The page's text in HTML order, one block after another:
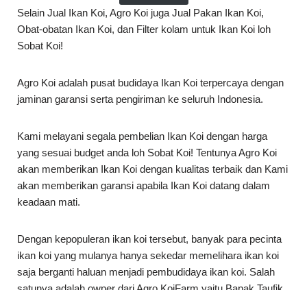
Selain Jual Ikan Koi, Agro Koi juga Jual Pakan Ikan Koi,
Obat-obatan Ikan Koi, dan Filter kolam untuk Ikan Koi loh
Sobat Koi!
Agro Koi adalah pusat budidaya Ikan Koi terpercaya dengan
jaminan garansi serta pengiriman ke seluruh Indonesia.
Kami melayani segala pembelian Ikan Koi dengan harga
yang sesuai budget anda loh Sobat Koi! Tentunya Agro Koi
akan memberikan Ikan Koi dengan kualitas terbaik dan Kami
akan memberikan garansi apabila Ikan Koi datang dalam
keadaan mati.
Dengan kepopuleran ikan koi tersebut, banyak para pecinta
ikan koi yang mulanya hanya sekedar memelihara ikan koi
saja berganti haluan menjadi pembudidaya ikan koi. Salah